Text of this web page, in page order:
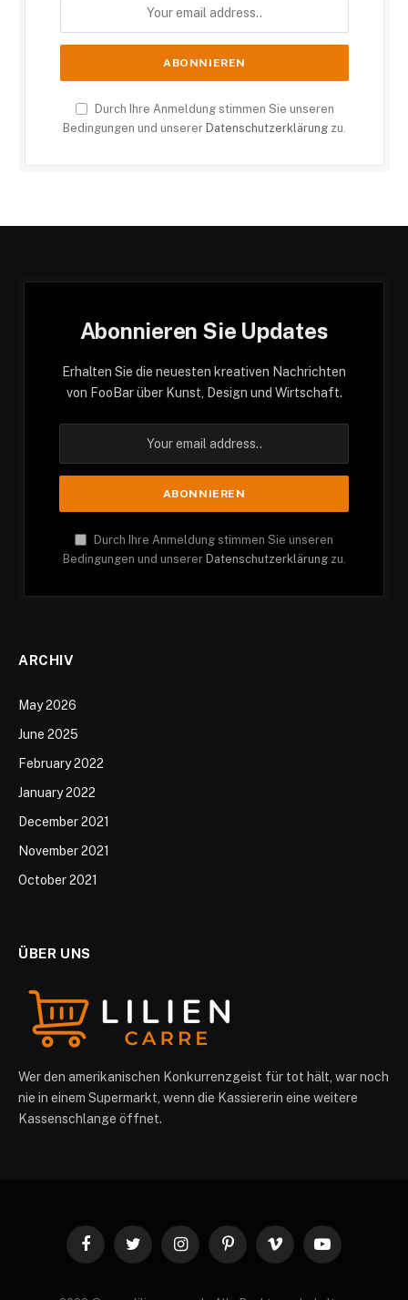
Durch Ihre Anmeldung stimmen Sie unseren
Bedingungen und unserer Datenschutzerklärung zu.
Abonnieren Sie Updates
Erhalten Sie die neuesten kreativen Nachrichten
von FooBar über Kunst, Design und Wirtschaft.
Durch Ihre Anmeldung stimmen Sie unseren
Bedingungen und unserer Datenschutzerklärungzu.
ARCHIV
May 2026
June 2025
February 2022
January 2022
December 2021
November 2021
October 2021
ÜBER UNS
Wer den amerikanischen Konkurrenzgeist für tot hält, war noch
nie in einem Supermarkt, wenn die Kassiererin eine weitere
Kassenschlange öffnet.
FacebookTwitter InstagramPinterestVimeo YouTube